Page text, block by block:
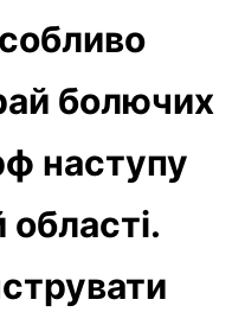
болючих
наступу